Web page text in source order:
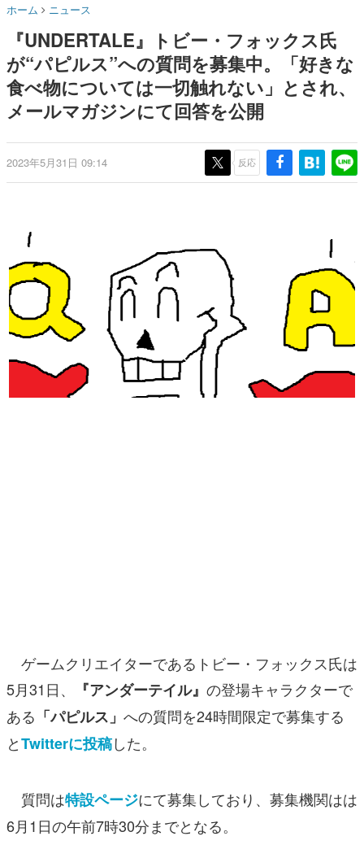
名作ゲームクリエイターの方々に製作時のエピソードをお
きます。
赫本
この物語を解いてはいけない。『赫本』は、〈試験問題〉
の形をした短編ホラー小説集です。
これからのデジタルゲーム市場を担う若きクリエイター達
の姿を追い、彼らのルーツと情熱を探っていきます。
日本モバイルゲーム産業史
日本のモバイルゲーム史における主要なトピック・タイト
ルを網羅するほか、開発者へのインタビューや識者による
解説を掲載。約20年の歴史が一望できる決定版！
若ゲのいたり〜ゲームクリエイターの青春〜
『うつヌケ』『ペンと箸』等で知られるマンガ家・田中圭
一先生によるゲーム業界レポートマンガです。
なんでゲームは面白い？
アプリレビュー
その他
電ファミニコゲーマーとは？
対応しSNSで話題に。『キング
プロ野球選手から称賛の声
モール高崎」にて、8月11日か
ら8月20日までの期間限定で開
催予定
ホーム ニュース
『UNDERTALE』トビー・フォックス氏
が“パピルス”への質問を募集中。「好きな
食べ物については一切触れない」とされ、
メールマガジンにて回答を公開
2023年5月31日 09:14 反応
ゲームクリエイターであるトビー・フォックス氏は
5月31日、
『アンダーテイル』 の登場キャラクターで
ある 「パピルス」 への質問を24時間限定で募集する
とTwitterに投稿した。
質問は特設ページにて募集しており、募集機関はは
6月1日の午前7時30分までとなる。